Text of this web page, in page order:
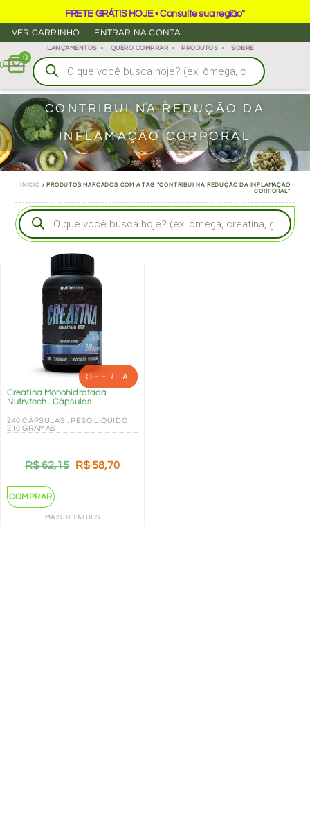
FRETE GRÁTIS HOJE • Consulte sua região*
VER CARRINHO
ENTRAR NA CONTA
LANÇAMENTOS QUERO COMPRAR PRODUTOS SOBRE
0
CONTRIBUI NA REDUÇÃO DA
INFLAMAÇÃO CORPORAL
INÍCIO / PRODUTOS MARCADOS COM A TAG “CONTRIBUI NA REDUÇÃO DA INFLAMAÇÃO
CORPORAL”
OFERTA
Creatina Monohidratada
Nutrytech . Cápsulas
240 CÁPSULAS . PESO LÍQUIDO
210 GRAMAS
R$62,15 R$58,70
COMPRAR
MAIS DETALHES